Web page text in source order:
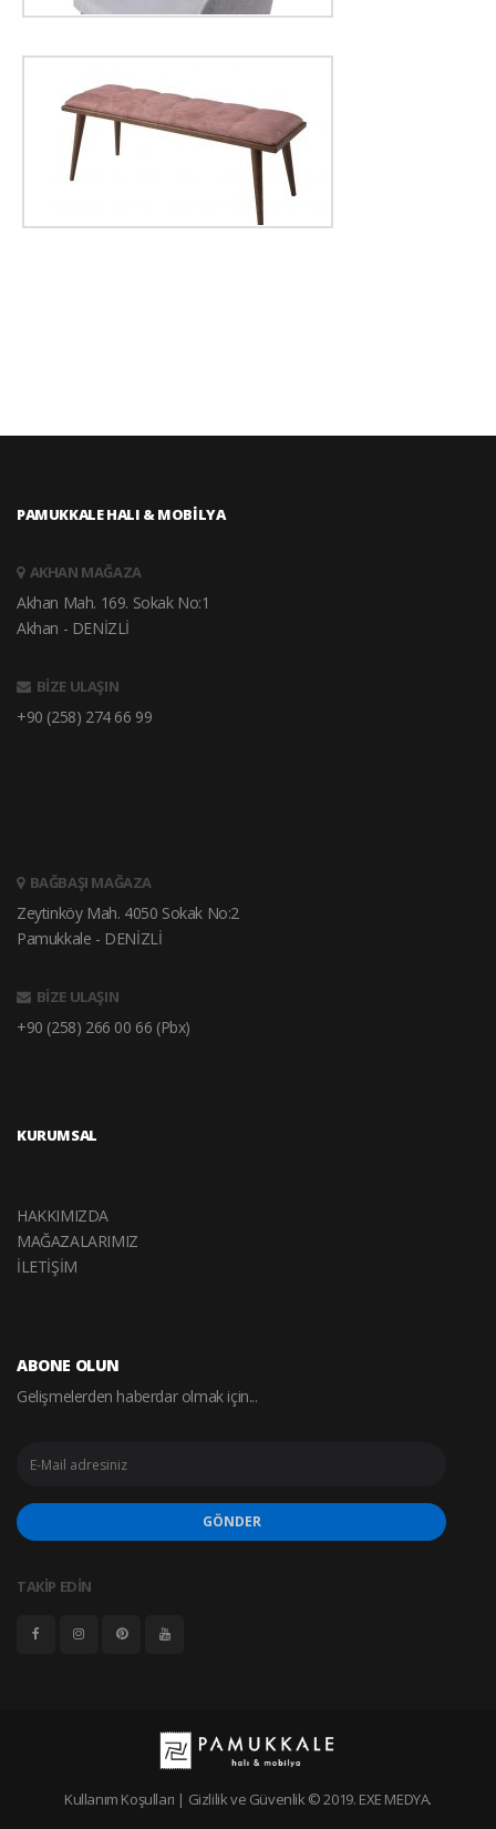
PAMUKKALE HALI & MOBİLYA
AKHAN MAĞAZA
Akhan Mah. 169. Sokak No:1
Akhan - DENİZLİ
BİZE ULAŞIN
+90 (258) 274 66 99
BAĞBAŞI MAĞAZA
Zeytinköy Mah. 4050 Sokak No:2
Pamukkale - DENİZLİ
BİZE ULAŞIN
+90 (258) 266 00 66 (Pbx)
KURUMSAL
HAKKIMIZDA
MAĞAZALARIMIZ
İLETİŞİM
ABONE OLUN
Gelişmelerden haberdar olmak için...
GÖNDER
TAKİP EDİN
Kullanım Koşulları | Gizlilik ve Güvenlik © 2019. EXE MEDYA.